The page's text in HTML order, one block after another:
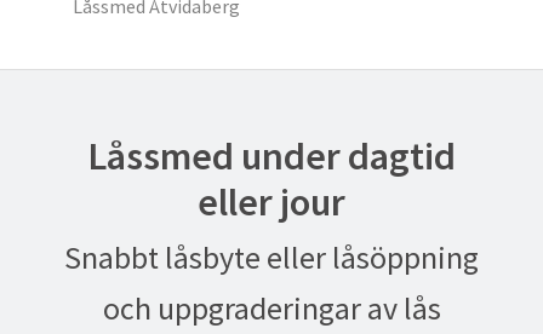
Låssmed Åtvidaberg
Låssmed under dagtid
eller jour
Snabbt låsbyte eller låsöppning
och uppgraderingar av lås